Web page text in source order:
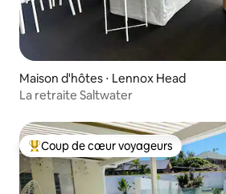
Maison d'hôtes ⋅ Lennox Head
La retraite Saltwater
Coups de cœur voyageurs les plus
Coup de cœur voyageurs